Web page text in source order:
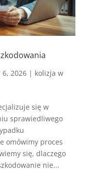
6, 2026| kolizja w
się w
sprawiedliwego
omówimy proces
się, dlaczego
nie...